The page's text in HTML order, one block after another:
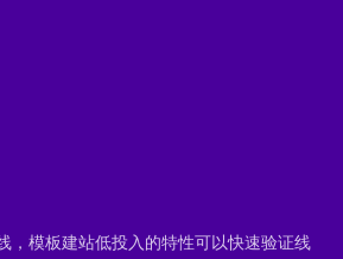
，模板建站低投入的特性可以快速验证线